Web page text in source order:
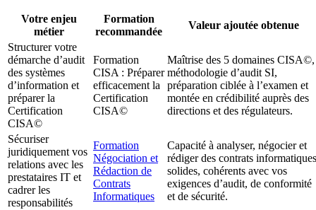
Votre enjeu
métier
Formation
recommandée
Valeur ajoutée obtenue
Structurer votre
démarche d’audit
des systèmes
d’information et
préparer la
Certification
CISA©
Formation
CISA : Préparer
efficacement la
Certification
CISA©
Maîtrise des 5 domaines CISA©,
méthodologie d’audit SI,
préparation ciblée à l’examen et
montée en crédibilité auprès des
directions et des régulateurs.
Sécuriser
juridiquement vos
relations avec les
prestataires IT et
cadrer les
responsabilités
Formation
Négociation et
Rédaction de
Contrats
Informatiques
Capacité à analyser, négocier et
rédiger des contrats informatiques
solides, cohérents avec vos
exigences d’audit, de conformité
et de sécurité.